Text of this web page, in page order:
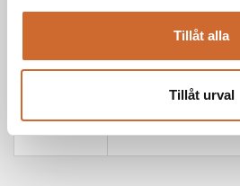
Tillåt alla
Tillåt urval
Maxlast 3000 kg
Max
40 km/h
13.0/55-16 12pr